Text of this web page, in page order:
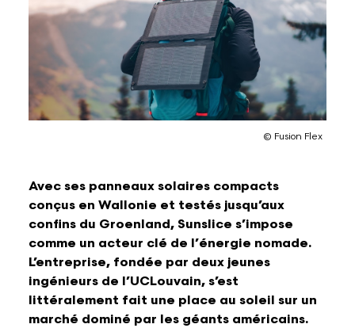
© Fusion Flex
Avec ses panneaux solaires compacts
conçus en Wallonie et testés jusqu’aux
confins du Groenland, Sunslice s’impose
comme un acteur clé de l’énergie nomade.
L’entreprise, fondée par deux jeunes
ingénieurs de l’UCLouvain, s’est
littéralement fait une place au soleil sur un
marché dominé par les géants américains.
Lettres et Livres
Mode
Théâtre, Cirque et Arts de la rue,
Humour
Enseignement, formation, stage et emploi
Recherche & innovation
Revue W+B
Les Belges Histoires